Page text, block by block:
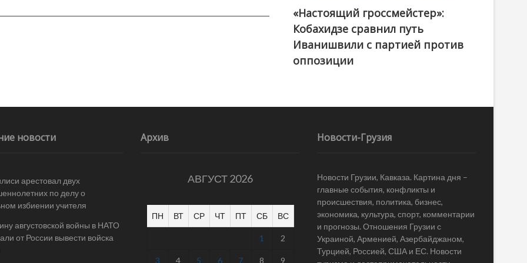
@ქართული ოცნება / Georgian Dream
«Настоящий гроссмейстер»:
Кобахидзе сравнил путь
Иванишвили с партией против
оппозиции
новости
арестовал двух
по делу о
избиении учителя
августовской войны в НАТО
от России вывести войска
Архив
АВГУСТ 2026
ПН ВТ СР ЧТ ПТ СБ ВС
1 2
3 4 5 6 7 8 9
Новости-Грузия
Новости Грузии, Кавказа. Картина дня –
главные события, конфликты и
происшествия, политика, бизнес,
экономика, культура, спорт, комментарии
и прогнозы. Отношения Грузии с
Украиной, Арменией, Азербайджаном,
Турцией, Россией, США и ЕС. Новости